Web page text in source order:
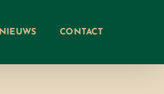
NIEUWS CONTACT